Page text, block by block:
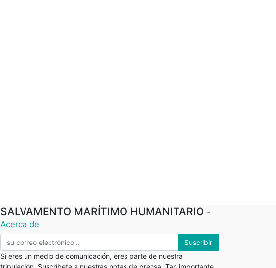
SALVAMENTO MARÍTIMO HUMANITARIO -
Acerca de
Suscribir
Si eres un medio de comunicación, eres parte de nuestra
tripulación. Suscríbete a nuestras notas de prensa. Tan importante